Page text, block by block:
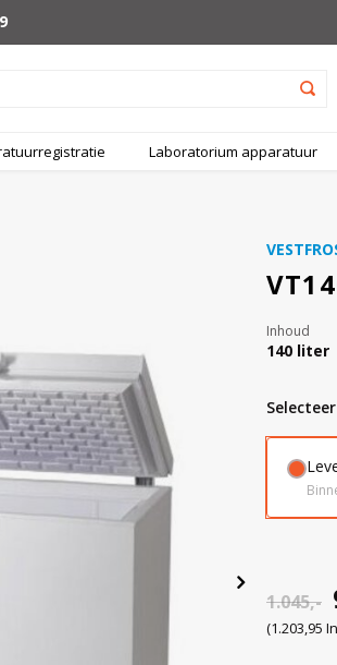
Laboratorium apparatuur
Inhoud
140 liter
1.045,-
(1.203,95